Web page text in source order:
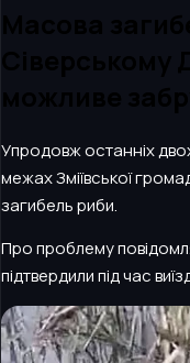
Упродовж останніх
межах Зміївської
загибель риби.
Про проблему
підтвердили під час